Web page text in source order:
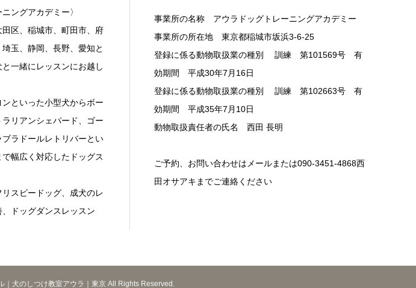
ングアカデミー〉
区、稲城市、町田市、府
玉、静岡、長野、愛知と
一緒にレッスンにお越し
ンといった小型犬からボー
リアンシェパード、ゴー
ラドールレトリバーとい
幅広く対応したドッグス
スビードッグ、成犬のレ
ドッグダンスレッスン
事業所の名称 アウラドッグトレーニングアカデミー
事業所の所在地 東京都稲城市坂浜3-6-25
登録に係る動物取扱業の種別 訓練 第101569号 有
効期間 平成30年7月16日
登録に係る動物取扱業の種別 訓練 第102663号 有
効期間 平成35年7月10日
動物取扱責任者の氏名 西田 長明
ご予約、お問い合わせはメールまたは090-3451-4868西
田オサアキまでご連絡ください
犬のしつけ教室アウラ｜東京 All Rights Reserved.